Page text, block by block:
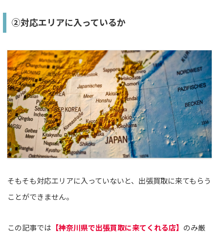
②対応エリアに入っているか
そもそも対応エリアに入っていないと、出張買取に来てもらう
ことができません。
この記事では 【神奈川県で出張買取に来てくれる店】 のみ厳